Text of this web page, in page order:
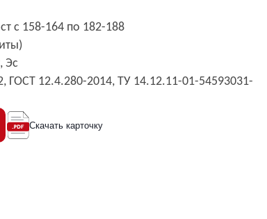
с 158-164 по 182-188
Эс
ГОСТ 12.4.280-2014, ТУ 14.12.11-01-54593031-
Скачать карточку